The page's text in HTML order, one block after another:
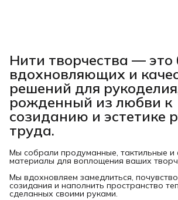
Нити творчества — это
вдохновляющих и
решений для
рожденный из любви к
созиданию и эстетике
труда.
Мы собрали продуманные, тактильные и
материалы для воплощения ваших
Мы вдохновляем замедлиться,
созидания и наполнить пространство
сделанных своими руками.